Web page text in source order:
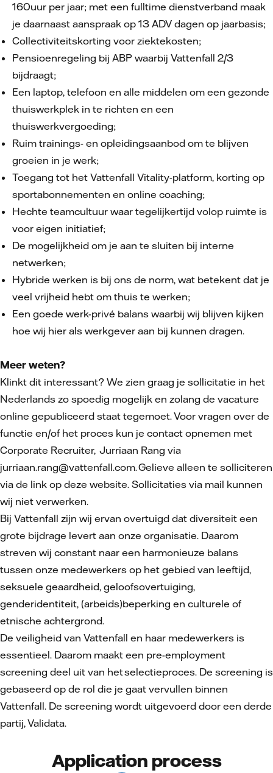
160uur per jaar; met een fulltime dienstverband maak
je daarnaast aanspraak op 13 ADV dagen op jaarbasis;
Collectiviteitskorting voor ziektekosten;
Pensioenregeling bij ABP waarbij Vattenfall 2/3
bijdraagt;
Een laptop, telefoon en alle middelen om een gezonde
thuiswerkplek in te richten en een
thuiswerkvergoeding;
Ruim trainings- en opleidingsaanbod om te blijven
groeien in je werk;
Toegang tot het Vattenfall Vitality-platform, korting op
sportabonnementen en online coaching;
Hechte teamcultuur waar tegelijkertijd volop ruimte is
voor eigen initiatief;
De mogelijkheid om je aan te sluiten bij interne
netwerken;
Hybride werken is bij ons de norm, wat betekent dat je
veel vrijheid hebt om thuis te werken;
Een goede werk-privé balans waarbij wij blijven kijken
hoe wij hier als werkgever aan bij kunnen dragen.
Meer weten?
Klinkt dit interessant? We zien graag je sollicitatie in het
Nederlands zo spoedig mogelijk en zolang de vacature
online gepubliceerd staat tegemoet. Voor vragen over de
functie en/of het proces kun je contact opnemen met
Corporate Recruiter, Jurriaan Rang via
jurriaan.rang@vattenfall.com. Gelieve alleen te solliciteren
via de link op deze website. Sollicitaties via mail kunnen
wij niet verwerken.
Bij Vattenfall zijn wij ervan overtuigd dat diversiteit een
grote bijdrage levert aan onze organisatie. Daarom
streven wij constant naar een harmonieuze balans
tussen onze medewerkers op het gebied van leeftijd,
seksuele geaardheid, geloofsovertuiging,
genderidentiteit, (arbeids)beperking en culturele of
etnische achtergrond.
De veiligheid van Vattenfall en haar medewerkers is
essentieel. Daarom maakt een pre-employment
screening deel uit van het selectieproces. De screening is
gebaseerd op de rol die je gaat vervullen binnen
Vattenfall. De screening wordt uitgevoerd door een derde
partij, Validata.
Application process